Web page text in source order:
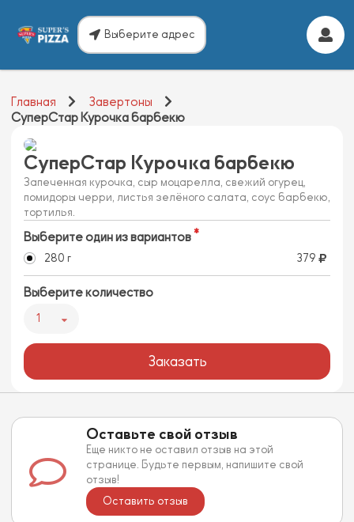
Выберите адрес
Главная
Завертоны
СуперСтар Курочка барбекю
СуперСтар Курочка барбекю
Запеченная курочка, сыр моцарелла, свежий огурец,
помидоры черри, листья зелёного салата, соус барбекю,
тортилья.
Выберите один из вариантов
280 г 379
Выберите количество
1
Заказать
Оставьте свой отзыв
Еще никто не оставил отзыв на этой
странице. Будьте первым, напишите свой
отзыв!
Оставить отзыв